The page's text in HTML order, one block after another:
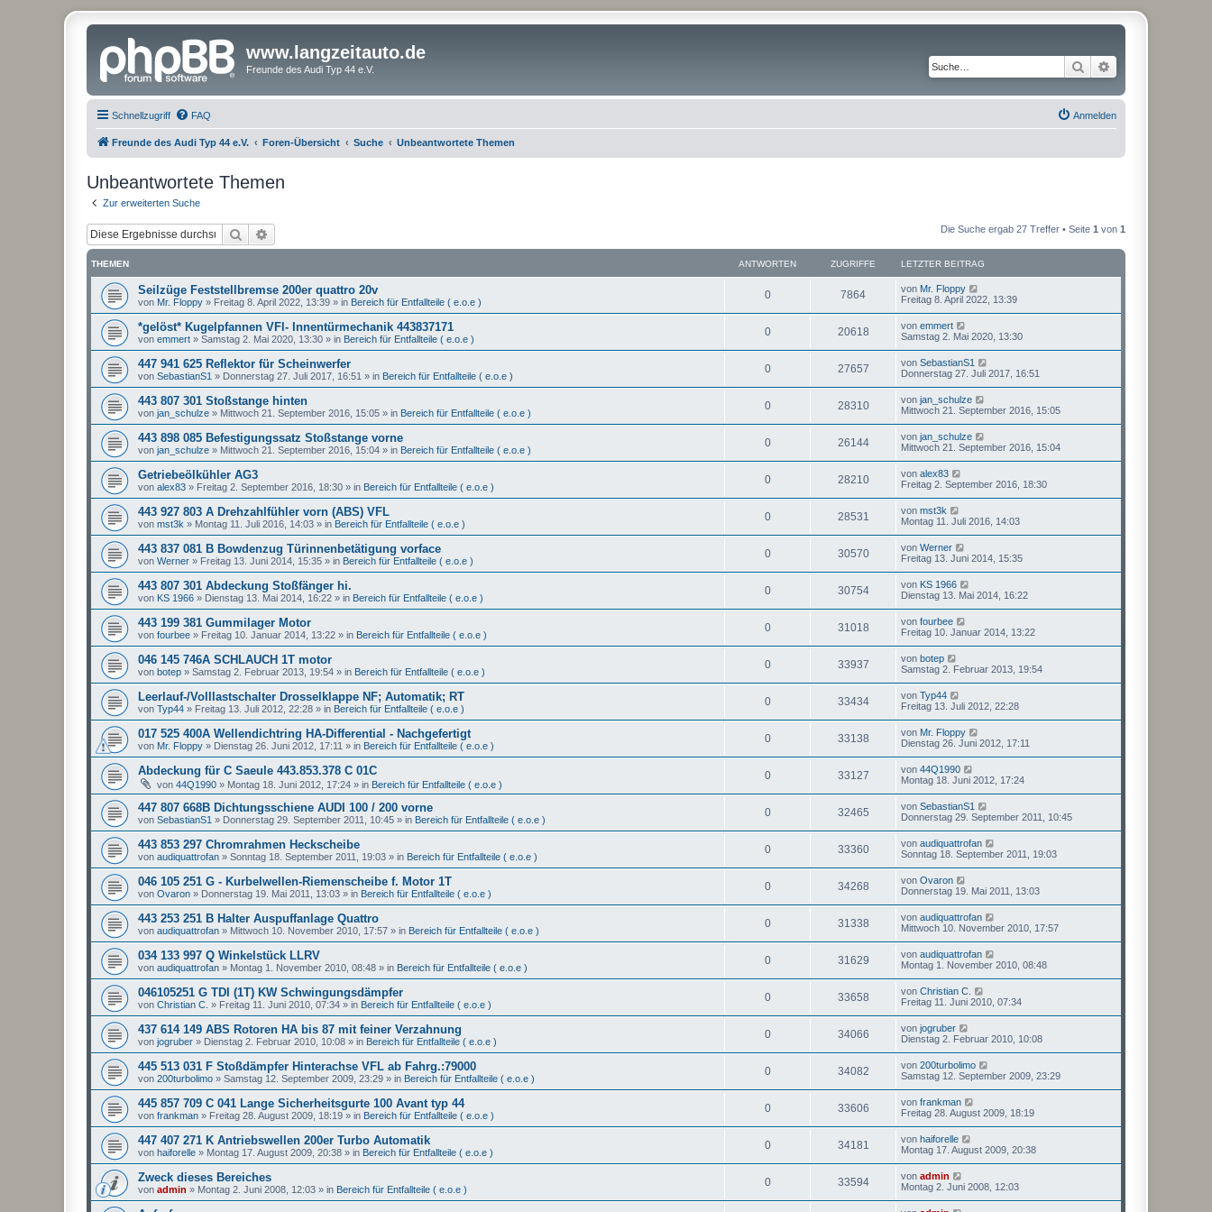
www.langzeitauto.de
Freunde des Audi Typ 44 e.V. Suche
Schnellzugriff FAQ Anmelden
Freunde des Audi Typ 44 e.V. Foren-Übersicht Suche Unbeantwortete Themen
Unbeantwortete Themen
Zur erweiterten Suche
Suche Die Suche ergab 27 Treffer • Seite 1 von 1
THEMEN ANTWORTEN ZUGRIFFE LETZTER BEITRAG
Seilzüge Feststellbremse 200er quattro 20v
von Mr. Floppy » Freitag 8. April 2022, 13:39 » in Bereich für Entfallteile ( e.o.e )
0 7864 von Mr. Floppy
Freitag 8. April 2022, 13:39
*gelöst* Kugelpfannen VFl- Innentürmechanik 443837171
von emmert » Samstag 2. Mai 2020, 13:30 » in Bereich für Entfallteile ( e.o.e )
0 20618 von emmert
Samstag 2. Mai 2020, 13:30
447 941 625 Reflektor für Scheinwerfer
von SebastianS1 » Donnerstag 27. Juli 2017, 16:51 » in Bereich für Entfallteile ( e.o.e )
0 27657 von SebastianS1
Donnerstag 27. Juli 2017, 16:51
443 807 301 Stoßstange hinten
von jan_schulze » Mittwoch 21. September 2016, 15:05 » in Bereich für Entfallteile ( e.o.e )
0 28310 von jan_schulze
Mittwoch 21. September 2016, 15:05
443 898 085 Befestigungssatz Stoßstange vorne
von jan_schulze » Mittwoch 21. September 2016, 15:04 » in Bereich für Entfallteile ( e.o.e )
0 26144 von jan_schulze
Mittwoch 21. September 2016, 15:04
Getriebeölkühler AG3
von alex83 » Freitag 2. September 2016, 18:30 » in Bereich für Entfallteile ( e.o.e )
0 28210 von alex83
Freitag 2. September 2016, 18:30
443 927 803 A Drehzahlfühler vorn (ABS) VFL
von mst3k » Montag 11. Juli 2016, 14:03 » in Bereich für Entfallteile ( e.o.e )
0 28531 von mst3k
Montag 11. Juli 2016, 14:03
443 837 081 B Bowdenzug Türinnenbetätigung vorface
von Werner » Freitag 13. Juni 2014, 15:35 » in Bereich für Entfallteile ( e.o.e )
0 30570 von Werner
Freitag 13. Juni 2014, 15:35
443 807 301 Abdeckung Stoßfänger hi.
von KS 1966 » Dienstag 13. Mai 2014, 16:22 » in Bereich für Entfallteile ( e.o.e )
0 30754 von KS 1966
Dienstag 13. Mai 2014, 16:22
443 199 381 Gummilager Motor
von fourbee » Freitag 10. Januar 2014, 13:22 » in Bereich für Entfallteile ( e.o.e )
0 31018 von fourbee
Freitag 10. Januar 2014, 13:22
046 145 746A SCHLAUCH 1T motor
von botep » Samstag 2. Februar 2013, 19:54 » in Bereich für Entfallteile ( e.o.e )
0 33937 von botep
Samstag 2. Februar 2013, 19:54
Leerlauf-/Volllastschalter Drosselklappe NF; Automatik; RT
von Typ44 » Freitag 13. Juli 2012, 22:28 » in Bereich für Entfallteile ( e.o.e )
0 33434 von Typ44
Freitag 13. Juli 2012, 22:28
017 525 400A Wellendichtring HA-Differential - Nachgefertigt
von Mr. Floppy » Dienstag 26. Juni 2012, 17:11 » in Bereich für Entfallteile ( e.o.e )
0 33138 von Mr. Floppy
Dienstag 26. Juni 2012, 17:11
Abdeckung für C Saeule 443.853.378 C 01C
von 44Q1990 » Montag 18. Juni 2012, 17:24 » in Bereich für Entfallteile ( e.o.e )
0 33127 von 44Q1990
Montag 18. Juni 2012, 17:24
447 807 668B Dichtungsschiene AUDI 100 / 200 vorne
von SebastianS1 » Donnerstag 29. September 2011, 10:45 » in Bereich für Entfallteile ( e.o.e )
0 32465 von SebastianS1
Donnerstag 29. September 2011, 10:45
443 853 297 Chromrahmen Heckscheibe
von audiquattrofan » Sonntag 18. September 2011, 19:03 » in Bereich für Entfallteile ( e.o.e )
0 33360 von audiquattrofan
Sonntag 18. September 2011, 19:03
046 105 251 G - Kurbelwellen-Riemenscheibe f. Motor 1T
von Ovaron » Donnerstag 19. Mai 2011, 13:03 » in Bereich für Entfallteile ( e.o.e )
0 34268 von Ovaron
Donnerstag 19. Mai 2011, 13:03
443 253 251 B Halter Auspuffanlage Quattro
von audiquattrofan » Mittwoch 10. November 2010, 17:57 » in Bereich für Entfallteile ( e.o.e )
0 31338 von audiquattrofan
Mittwoch 10. November 2010, 17:57
034 133 997 Q Winkelstück LLRV
von audiquattrofan » Montag 1. November 2010, 08:48 » in Bereich für Entfallteile ( e.o.e )
0 31629 von audiquattrofan
Montag 1. November 2010, 08:48
046105251 G TDI (1T) KW Schwingungsdämpfer
von Christian C. » Freitag 11. Juni 2010, 07:34 » in Bereich für Entfallteile ( e.o.e )
0 33658 von Christian C.
Freitag 11. Juni 2010, 07:34
437 614 149 ABS Rotoren HA bis 87 mit feiner Verzahnung
von jogruber » Dienstag 2. Februar 2010, 10:08 » in Bereich für Entfallteile ( e.o.e )
0 34066 von jogruber
Dienstag 2. Februar 2010, 10:08
445 513 031 F Stoßdämpfer Hinterachse VFL ab Fahrg.:79000
von 200turbolimo » Samstag 12. September 2009, 23:29 » in Bereich für Entfallteile ( e.o.e )
0 34082 von 200turbolimo
Samstag 12. September 2009, 23:29
445 857 709 C 041 Lange Sicherheitsgurte 100 Avant typ 44
von frankman » Freitag 28. August 2009, 18:19 » in Bereich für Entfallteile ( e.o.e )
0 33606 von frankman
Freitag 28. August 2009, 18:19
447 407 271 K Antriebswellen 200er Turbo Automatik
von haiforelle » Montag 17. August 2009, 20:38 » in Bereich für Entfallteile ( e.o.e )
0 34181 von haiforelle
Montag 17. August 2009, 20:38
Zweck dieses Bereiches
von admin » Montag 2. Juni 2008, 12:03 » in Bereich für Entfallteile ( e.o.e )
0 33594 von admin
Montag 2. Juni 2008, 12:03